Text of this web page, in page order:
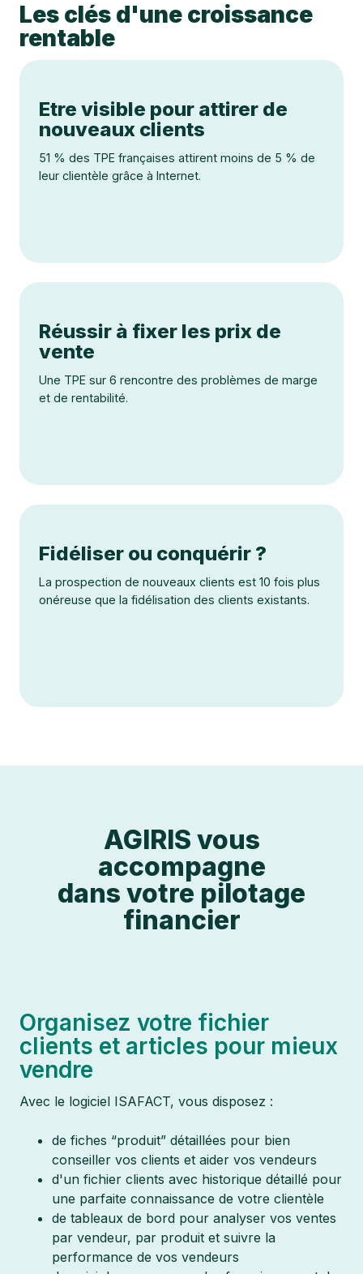
Les clés d'une croissance
rentable
Etre visible pour attirer de
nouveaux clients
51 % des TPE françaises attirent moins de 5 % de
leur clientèle grâce à Internet.
Réussir à fixer les prix de
vente
Une TPE sur 6 rencontre des problèmes de marge
et de rentabilité.
Fidéliser ou conquérir ?
La prospection de nouveaux clients est 10 fois plus
onéreuse que la fidélisation des clients existants.
AGIRIS vous
accompagne
dans votre pilotage
financier
Organisez votre fichier
clients et articles pour mieux
vendre
Avec le logiciel ISAFACT, vous disposez :
de fiches “produit” détaillées pour bien
conseiller vos clients et aider vos vendeurs
d'un fichier clients avec historique détaillé pour
une parfaite connaissance de votre clientèle
de tableaux de bord pour analyser vos ventes
par vendeur, par produit et suivre la
performance de vos vendeurs